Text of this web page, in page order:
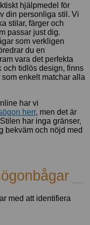
hjälpmedel för
din personliga stil. Vi
stilar, färger och
passar just dig.
som verkligen
du en
vara det perfekta
och tidlös design, finns
enkelt matchar alla
har vi
herr, men det är
har inga gränser,
bekväm och nöjd med
med att identifiera